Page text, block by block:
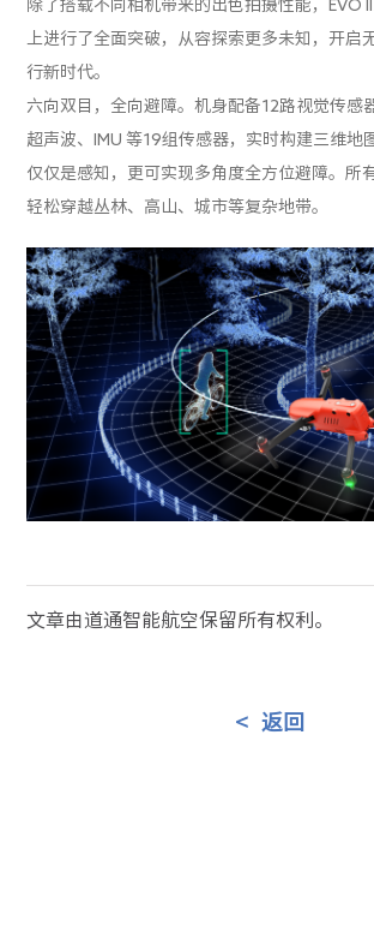
除了搭载不同相机带来的出色拍摄性能，EVO
上进行了全面突破，从容探索更多未知，开启
行新时代。
六向双目，全向避障。机身配备12路视觉传感
超声波、IMU 等19组传感器，实时构建三维地
仅仅是感知，更可实现多角度全方位避障。所
轻松穿越丛林、高山、城市等复杂地带。
文章由道通智能航空保留所有权利。
< 返回